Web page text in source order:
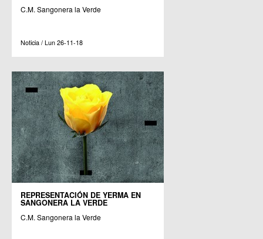
C.M. Sangonera la Verde
Noticia / Lun 26-11-18
REPRESENTACIÓN DE YERMA EN
SANGONERA LA VERDE
C.M. Sangonera la Verde